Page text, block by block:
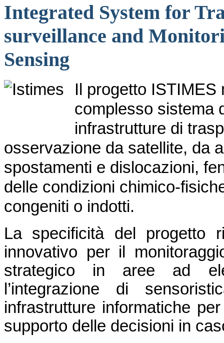
Integrated System for
surveillance and
Sensing
Il progetto ISTIMES
complesso sistema
infrastrutture di
osservazione da satellite, da
spostamenti e dislocazioni,
delle condizioni chimico-
congeniti o indotti.
La specificità del progetto
innovativo per il
strategico in aree ad
l’integrazione di
infrastrutture informatiche
supporto delle decisioni in